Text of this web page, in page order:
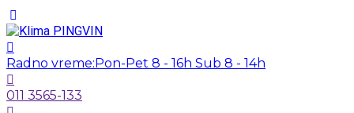
Radno vreme:Pon-Pet 8 - 16h Sub 8 - 14h
011 3565-133